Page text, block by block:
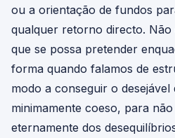
ou a orientação de fundos
qualquer retorno directo.
que se possa pretender
forma quando falamos de
modo a conseguir o desejável
minimamente coeso, para
eternamente dos